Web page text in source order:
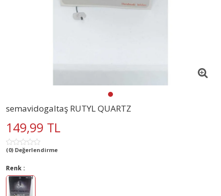
semavidogaltaş RUTYL QUARTZ
149,99 TL
(0) Değerlendirme
Renk :